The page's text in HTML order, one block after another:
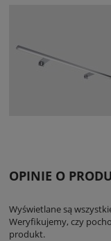
OPINIE O
Wyświetlane są
Weryfikujemy, czy
produkt.